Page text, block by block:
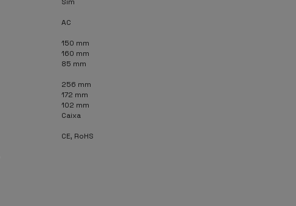
AC
150 mm
160 mm
85 mm
256 mm
172 mm
102 mm
Caixa
CE, RoHS